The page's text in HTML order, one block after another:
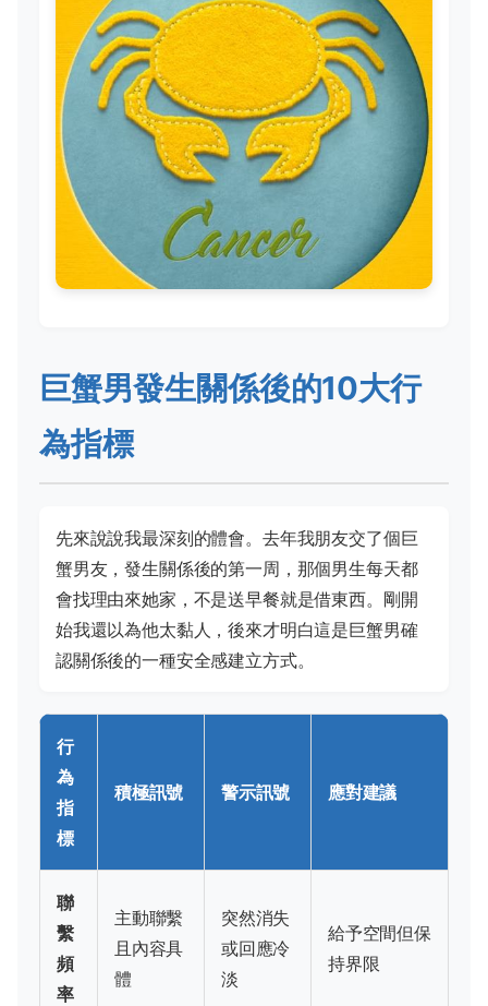
巨蟹男發生關係後的10大行
為指標
先來說說我最深刻的體會。去年我朋友交了個巨
蟹男友，發生關係後的第一周，那個男生每天都
會找理由來她家，不是送早餐就是借東西。剛開
始我還以為他太黏人，後來才明白這是巨蟹男確
認關係後的一種安全感建立方式。
行
為
指
標
積極訊號 警示訊號 應對建議
聯
繫
頻
率
主動聯繫
且內容具
體
突然消失
或回應冷
淡
給予空間但保
持界限